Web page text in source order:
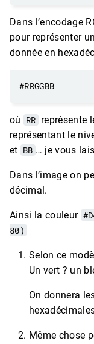
Dans l’encodage
pour représenter
donnée en
où RR représente
représentant le
et BB … je vous
Dans l’image on
décimal.
Ainsi la couleur
80)
Selon ce
Un vert ? un
On donnera
Même chose